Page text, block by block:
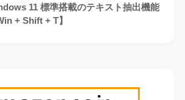
11 標準搭載のテキスト抽出機能
+ Shift + T】